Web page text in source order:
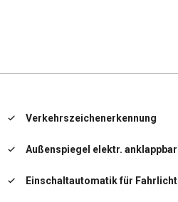
Verkehrszeichenerkennung
Außenspiegel elektr. anklappbar
Einschaltautomatik für Fahrlicht